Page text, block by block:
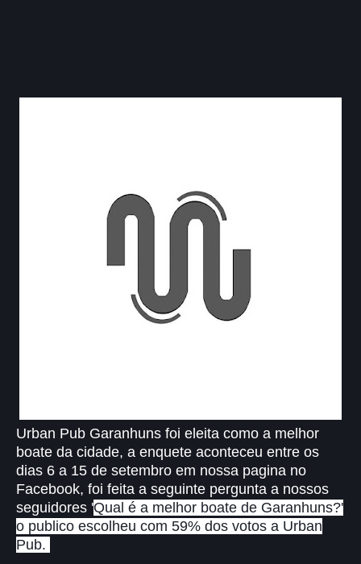
Urban Pub Garanhuns foi eleita como a melhor
boate da cidade, a enquete aconteceu entre os
dias 6 a 15 de setembro em nossa pagina no
Facebook, foi feita a seguinte pergunta a nossos
seguidores 'Qual é a melhor boate de Garanhuns?'
o publico escolheu com 59% dos votos a Urban
Pub.